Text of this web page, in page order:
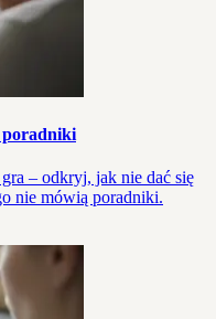
poradniki
– odkryj, jak nie dać się
nie mówią poradniki.